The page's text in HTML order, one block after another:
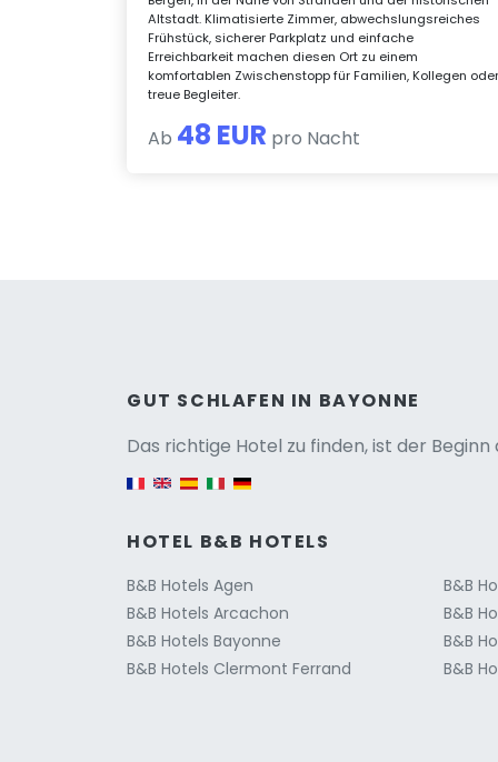
Altstadt. Klimatisierte Zimmer, abwechslungsreiches
Frühstück, sicherer Parkplatz und einfache
Erreichbarkeit machen diesen Ort zu einem
komfortablen Zwischenstopp für Familien, Kollegen
treue Begleiter.
Ab 48 EUR pro Nacht
GUT SCHLAFEN IN BAYONNE
Das richtige Hotel zu finden, ist der
HOTEL B&B HOTELS
B&B Hotels Agen
B&B Hotels Arcachon
B&B Hotels Bayonne
B&B Hotels Clermont Ferrand
B&B
B&B
B&B
B&B